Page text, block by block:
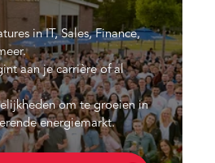
in IT, Sales, Finance,
aan je carrière of al
om te groeien in
energiemarkt.